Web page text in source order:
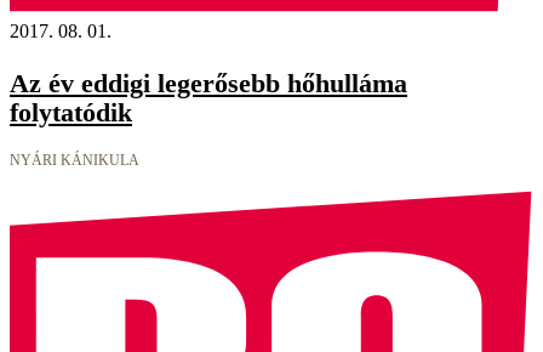
2017. 08. 01.
Az év eddigi legerősebb hőhulláma
folytatódik
NYÁRI KÁNIKULA